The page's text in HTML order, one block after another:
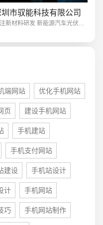
市驭能科技有限公司
专注新材料研发 新能源汽车光伏行业
端网站 优化手机网站
页 建设手机网站
手机建站
手机支付网站
建设 手机站设计
计 手机网站
巧 手机网站制作
标准企业官网建设 · 外贸网
· 微信小程序开发 ·